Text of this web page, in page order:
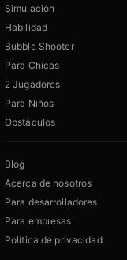
Simulación
Habilidad
Bubble Shooter
Para Chicas
2 Jugadores
Para Niños
Obstáculos
Blog
Acerca de nosotros
Para desarrolladores
Para empresas
Política de privacidad